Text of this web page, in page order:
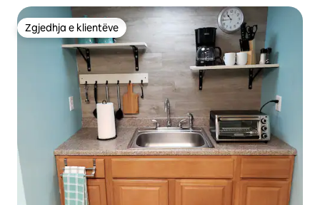
Zgjedhja e klientëve
Zgjedhja e klientëve